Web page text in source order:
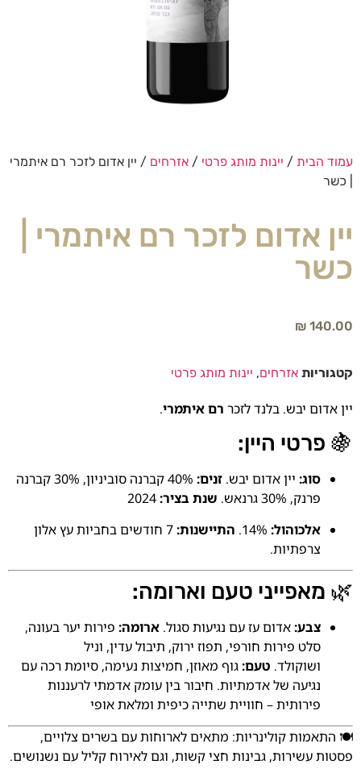
עמוד הבית / יינות מותג פרטי / אזרחים / יין אדום לזכר רם איתמרי
| כשר
יין אדום לזכר רם איתמרי |
כשר
₪ 140.00
קטגוריות אזרחים, יינות מותג פרטי
יין אדום יבש. בלנד לזכר רם איתמרי.
🍇 פרטי היין:
סוג: יין אדום יבש. זנים:
40% קברנה סוביניון, 30% קברנה
פרנק, 30% גרנאש.
שנת בציר:
אלכוהול:
התיישנות:
7 חודשים בחביות עץ אלון
צרפתיות.
🌿 מאפייני טעם וארומה:
צבע:אדום עז עם נגיעות סגול. ארומה: פירות יער בעונה,
סלט פירות חורפי, תפוז ירוק, תיבול עדין, וניל
ושוקולד. טעם:גוף מאוזן, חמיצות נעימה, סיומת רכה עם
נגיעה של אדמתיות. חיבור בין עומק אדמתי לרעננות
פירותית – חוויית שתייה כיפית ומלאת אופי
🍽️ התאמות קולינריות: מתאים לארוחות עם בשרים צלויים,
פסטות עשירות, גבינות חצי קשות, וגם לאירוח קליל עם נשנושים.